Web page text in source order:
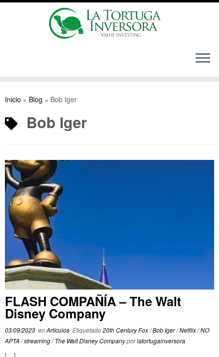
Inicio » Blog » Bob Iger
Bob Iger
FLASH COMPAÑÍA – The Walt
Disney Company
03/09/2023 enArtículos Etiquetado20th Century Fox/Bob Iger/Netflix/NO
APTA /streaming/The Walt Disney Companyporlatortugainversora